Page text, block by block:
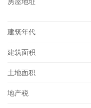
建筑年代
建筑面积
土地面积
地产税